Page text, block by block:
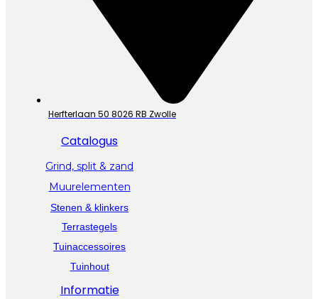
Herfterlaan 50 8026 RB Zwolle
Catalogus
Grind, split & zand
Muurelementen
Stenen & klinkers
Terrastegels
Tuinaccessoires
Tuinhout
Informatie